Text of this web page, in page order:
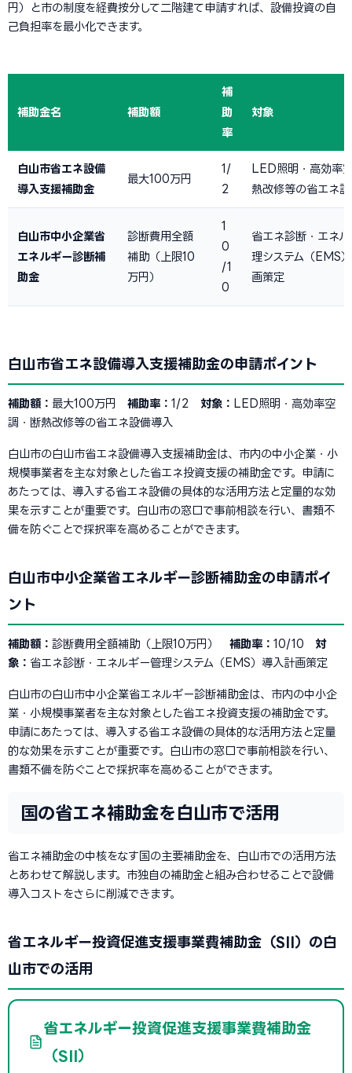
円）と市の制度を経費按分して二階建て申請すれば、設備投資の自
己負担率を最小化できます。
補助金名 補助額
補
助
率
対象
白山市省エネ設備
導入支援補助金
最大100万円
1/
2
LED照明・高効率
熱改修等の省エネ
白山市中小企業省
エネルギー診断補
助金
診断費用全額
補助（上限10
万円）
1
0
/1
0
省エネ診断・エネ
理システム（EMS
画策定
白山市省エネ設備導入支援補助金の申請ポイント
補助額： 最大100万円 補助率： 1/2 対象： LED照明・高効率空
調・断熱改修等の省エネ設備導入
白山市の白山市省エネ設備導入支援補助金は、市内の中小企業・小
規模事業者を主な対象とした省エネ投資支援の補助金です。申請に
あたっては、導入する省エネ設備の具体的な活用方法と定量的な効
果を示すことが重要です。白山市の窓口で事前相談を行い、書類不
備を防ぐことで採択率を高めることができます。
白山市中小企業省エネルギー診断補助金の申請ポイ
ント
補助額： 診断費用全額補助（上限10万円） 補助率： 10/10 対
象： 省エネ診断・エネルギー管理システム（EMS）導入計画策定
白山市の白山市中小企業省エネルギー診断補助金は、市内の中小企
業・小規模事業者を主な対象とした省エネ投資支援の補助金です。
申請にあたっては、導入する省エネ設備の具体的な活用方法と定量
的な効果を示すことが重要です。白山市の窓口で事前相談を行い、
書類不備を防ぐことで採択率を高めることができます。
国の省エネ補助金を白山市で活用
省エネ補助金の中核をなす国の主要補助金を、白山市での活用方法
とあわせて解説します。市独自の補助金と組み合わせることで設備
導入コストをさらに削減できます。
省エネルギー投資促進支援事業費補助金（SII）の白
山市での活用
省エネルギー投資促進支援事業費補助金
（SII）